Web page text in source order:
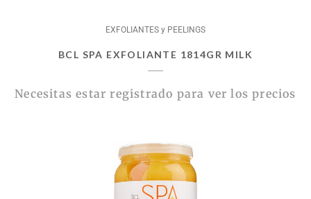
EXFOLIANTES y PEELINGS
BCL SPA EXFOLIANTE 1814GR MILK
Necesitas estar registrado para ver los precios